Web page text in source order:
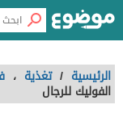
الرئيسية / تغذية ،
الفوليك للرجال